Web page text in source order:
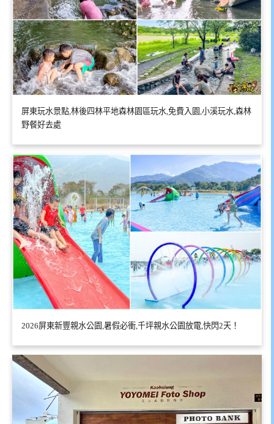
屏東玩水景點,林後四林平地森林園區玩水,免費入園,小溪玩水,森林
野餐好去處
2026屏東新豐親水公園,暑假必衝,千坪親水公園放電,快閃2天！